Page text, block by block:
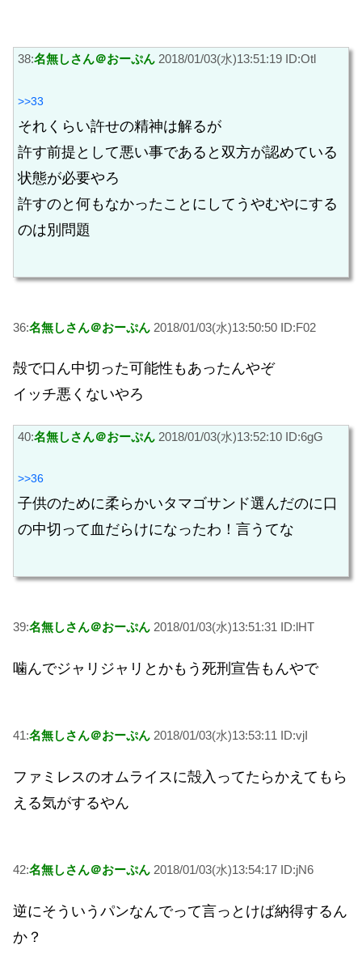
38:名無しさん＠おーぷん 2018/01/03(水)13:51:19 ID:Otl
>>33
それくらい許せの精神は解るが
許す前提として悪い事であると双方が認めている
状態が必要やろ
許すのと何もなかったことにしてうやむやにする
のは別問題
36:名無しさん＠おーぷん 2018/01/03(水)13:50:50 ID:F02
殻で口ん中切った可能性もあったんやぞ
イッチ悪くないやろ
40:名無しさん＠おーぷん 2018/01/03(水)13:52:10 ID:6gG
>>36
子供のために柔らかいタマゴサンド選んだのに口
の中切って血だらけになったわ！言うてな
39:名無しさん＠おーぷん 2018/01/03(水)13:51:31 ID:lHT
噛んでジャリジャリとかもう死刑宣告もんやで
41:名無しさん＠おーぷん 2018/01/03(水)13:53:11 ID:vjI
ファミレスのオムライスに殻入ってたらかえてもら
える気がするやん
42:名無しさん＠おーぷん 2018/01/03(水)13:54:17 ID:jN6
逆にそういうパンなんでって言っとけば納得するん
か？